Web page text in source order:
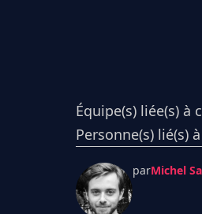
Équipe(s) liée(s) à
Personne(s) lié(s)
parMichel